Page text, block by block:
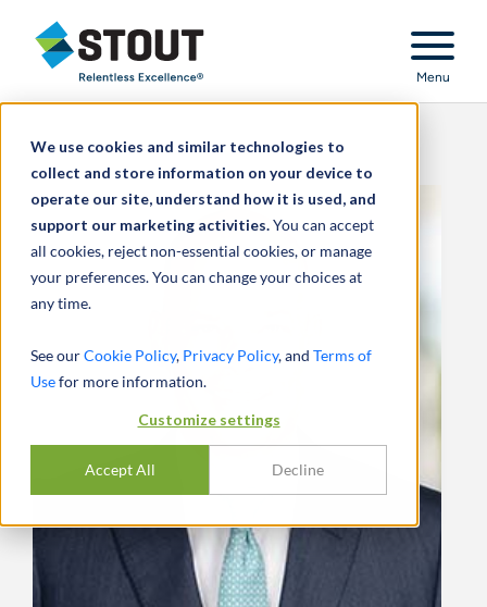
We use cookies and similar technologies to
collect and store information on your device to
operate our site, understand how it is used, and
support our marketing activities.You can accept
all cookies, reject non-essential cookies, or manage
your preferences. You can change your choices at
any time.
See ourCookie Policy, Privacy Policy, and Terms of
Usefor more information.
Customize settings
Accept All Decline
Stout Relentless Excellence
Menu